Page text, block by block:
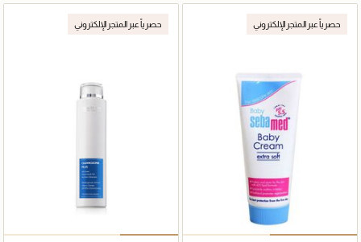
حصرياً عبر المتجر الإلكتروني حصرياً عبر المتجر الإلكتروني